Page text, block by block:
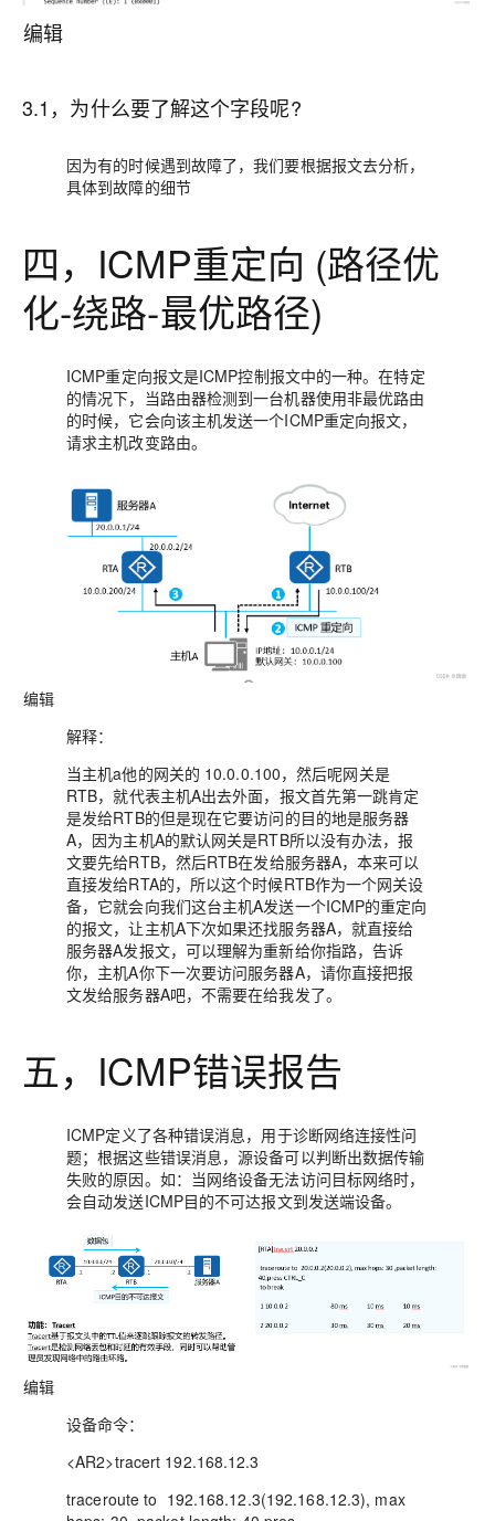
编辑
3.1，为什么要了解这个字段呢?
因为有的时候遇到故障了，我们要根据报文去分析，
具体到故障的细节
四，ICMP重定向 (路径优
化-绕路-最优路径)
ICMP重定向报文是ICMP控制报文中的一种。在特定
的情况下，当路由器检测到一台机器使用非最优路由
的时候，它会向该主机发送一个ICMP重定向报文，
请求主机改变路由。
编辑
解释：
当主机a他的网关的 10.0.0.100，然后呢网关是
RTB，就代表主机A出去外面，报文首先第一跳肯定
是发给RTB的但是现在它要访问的目的地是服务器
A，因为主机A的默认网关是RTB所以没有办法，报
文要先给RTB，然后RTB在发给服务器A，本来可以
直接发给RTA的，所以这个时候RTB作为一个网关设
备，它就会向我们这台主机A发送一个ICMP的重定向
的报文，让主机A下次如果还找服务器A，就直接给
服务器A发报文，可以理解为重新给你指路，告诉
你，主机A你下一次要访问服务器A，请你直接把报
文发给服务器A吧，不需要在给我发了。
五，ICMP错误报告
ICMP定义了各种错误消息，用于诊断网络连接性问
题；根据这些错误消息，源设备可以判断出数据传输
失败的原因。如：当网络设备无法访问目标网络时，
会自动发送ICMP目的不可达报文到发送端设备。
编辑
设备命令：
<AR2>tracert 192.168.12.3
traceroute to 192.168.12.3(192.168.12.3), max